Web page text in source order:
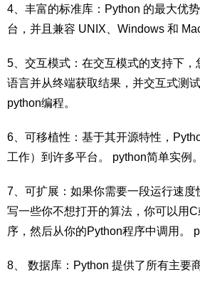
4、丰富的标准库：Python 的最大优
台，并且兼容 UNIX、Windows 和
5、交互模式：在交互模式的支持下
语言并从终端获取结果，并交互式测试
python编程。
6、可移植性：基于其开源特性，
工作）到许多平台。 python简单实例。
7、可扩展：如果你需要一段运行速度快
写一些你不想打开的算法，你可以
序，然后从你的Python程序中调用。
8、 数据库：Python 提供了所有主要商